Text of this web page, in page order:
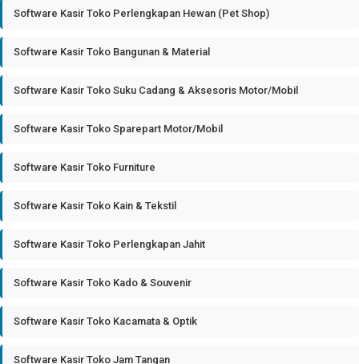
Software Kasir Toko Perlengkapan Hewan (Pet Shop)
Software Kasir Toko Bangunan & Material
Software Kasir Toko Suku Cadang & Aksesoris Motor/Mobil
Software Kasir Toko Sparepart Motor/Mobil
Software Kasir Toko Furniture
Software Kasir Toko Kain & Tekstil
Software Kasir Toko Perlengkapan Jahit
Software Kasir Toko Kado & Souvenir
Software Kasir Toko Kacamata & Optik
Software Kasir Toko Jam Tangan